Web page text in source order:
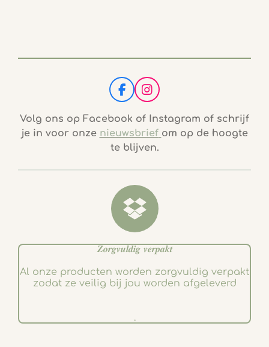
F
a
c
b
o
k
I
n
s
t
a
g
a
Volg ons op Facebook of Instagram of schrijf
je in voor onze nieuwsbrief om op de hoogte
te blijven.
𝒁𝒐𝒓𝒈𝒗𝒖𝒍𝒅𝒊𝒈 𝒗𝒆𝒓𝒑𝒂𝒌𝒕
Al onze producten worden zorgvuldig verpakt
zodat ze veilig bij jou worden afgeleverd
.